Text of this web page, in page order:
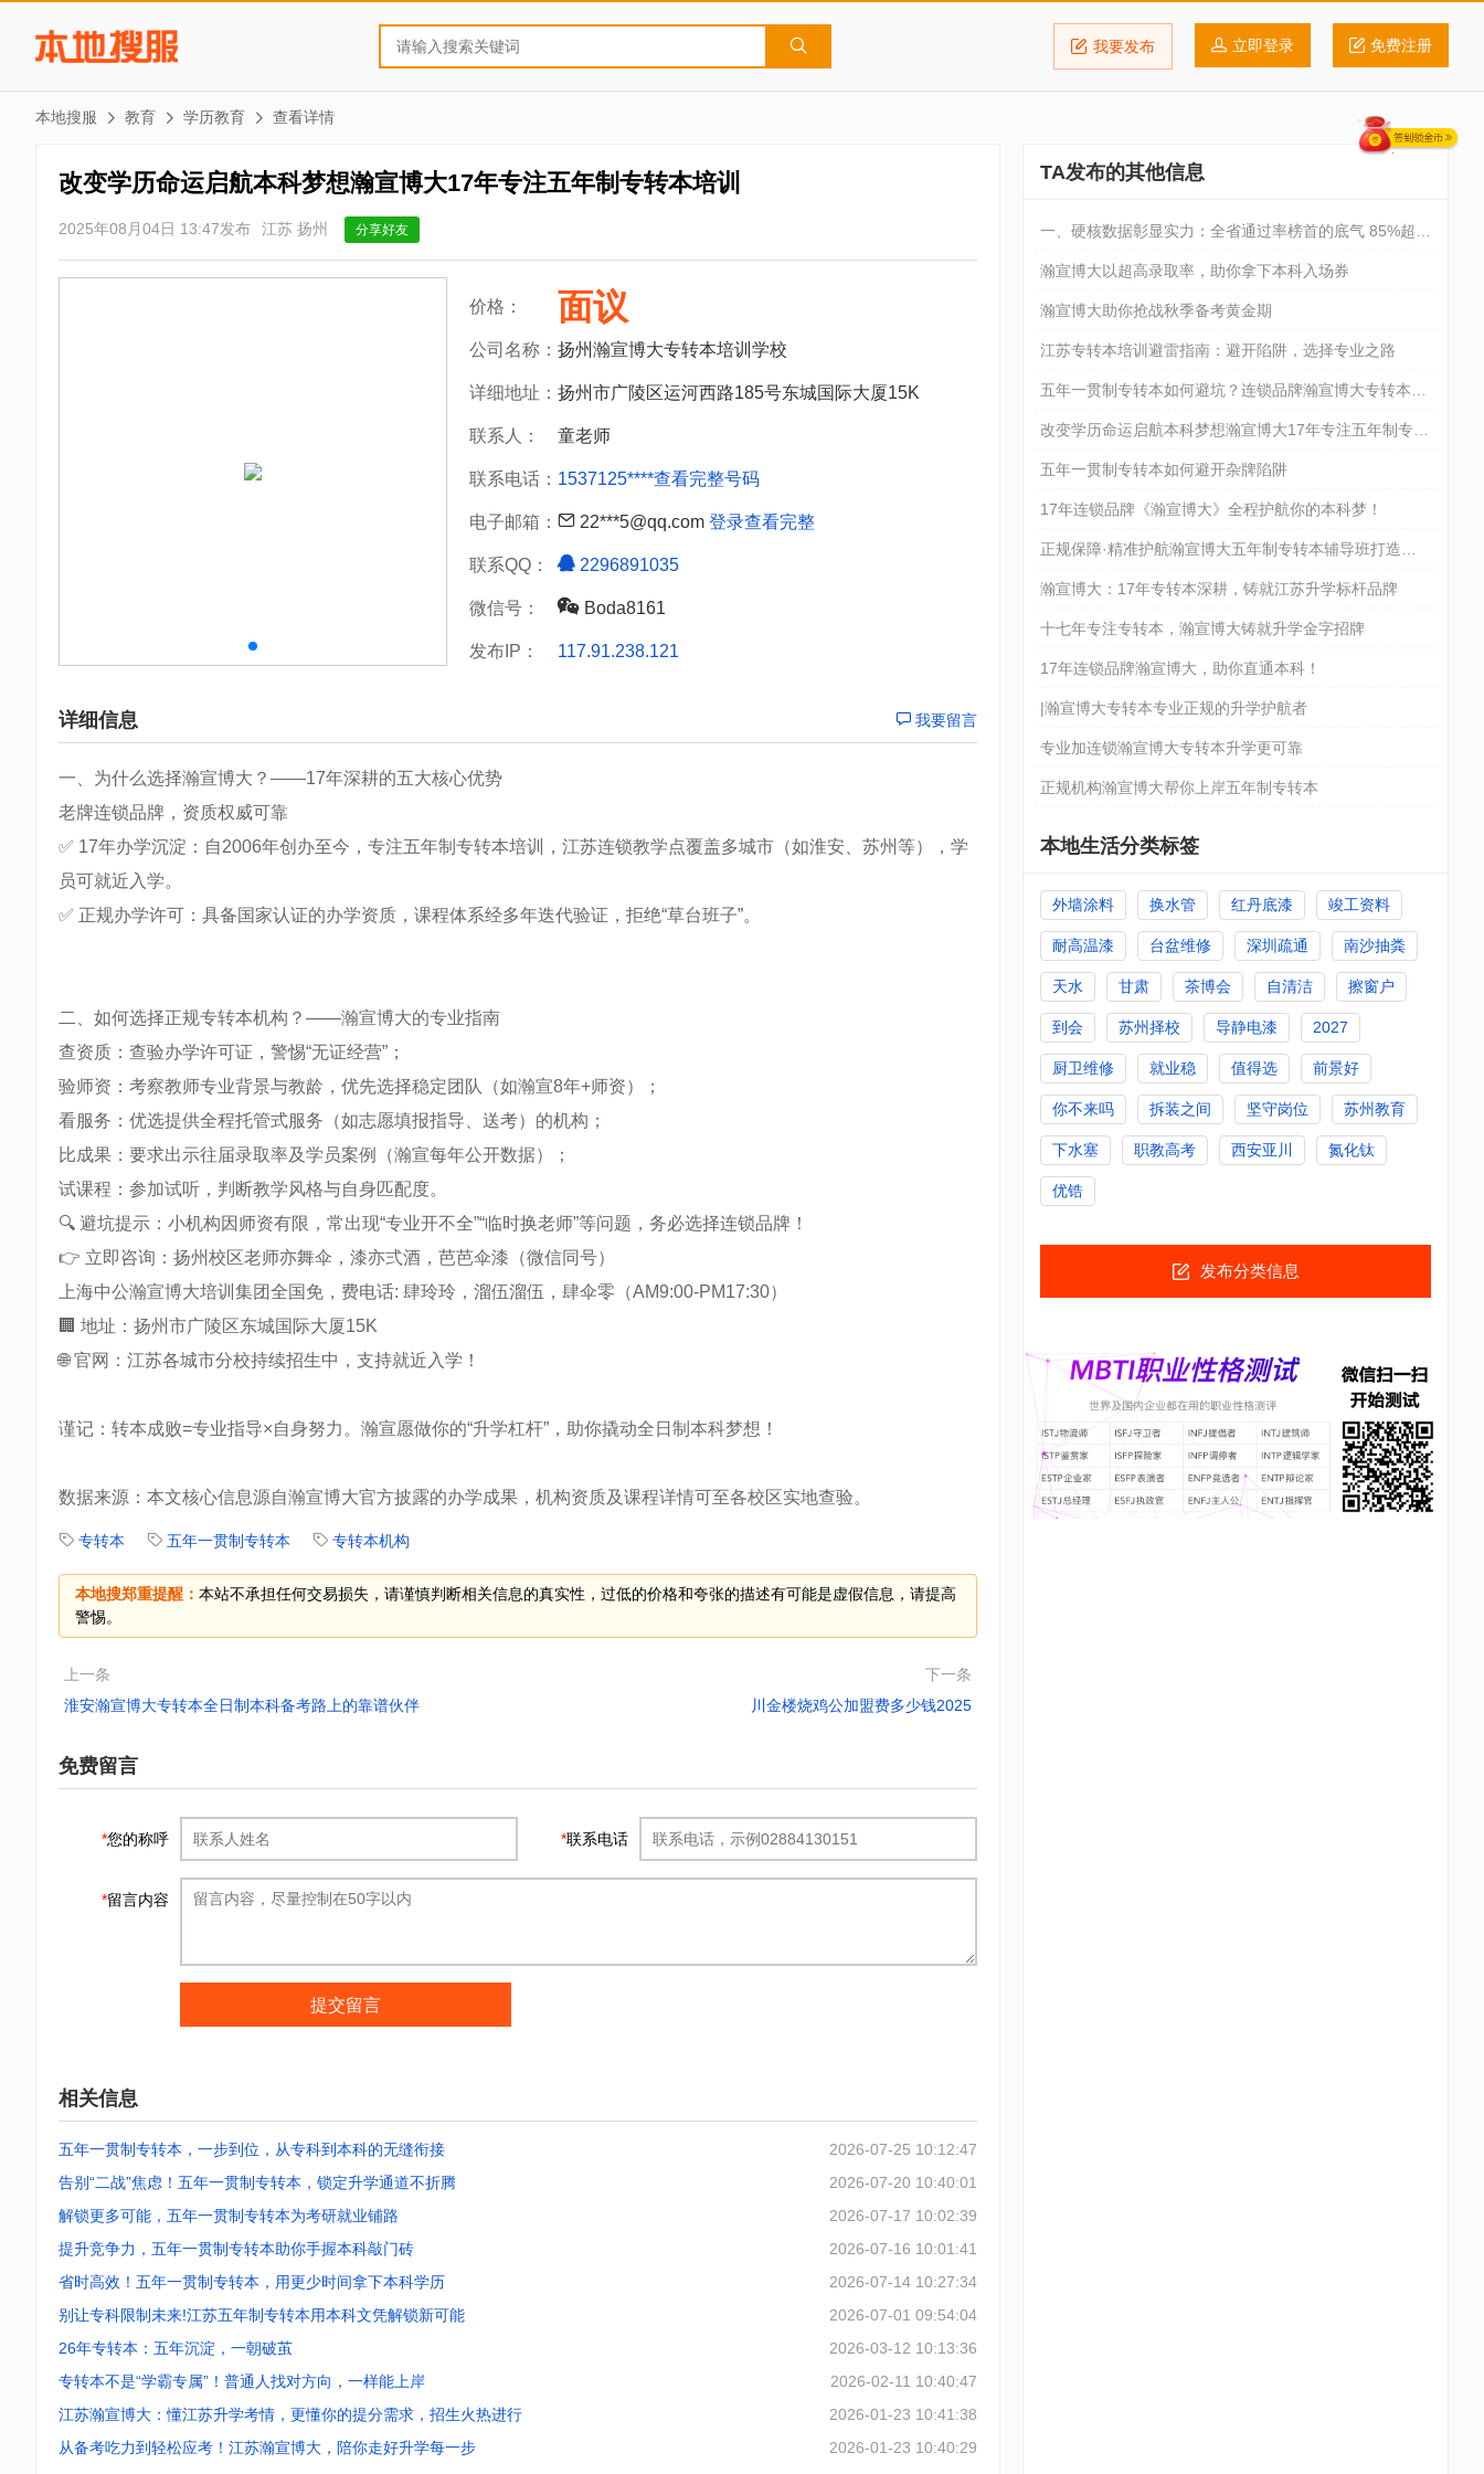
我要发布 立即登录 免费注册
本地搜服 教育 学历教育 查看详情
改变学历命运启航本科梦想瀚宣博大17年专注五年制专转本培训
2025年08月04日 13:47发布 江苏 扬州 分享好友
价格： 面议
公司名称： 扬州瀚宣博大专转本培训学校
详细地址： 扬州市广陵区运河西路185号东城国际大厦15K
联系人： 童老师
联系电话： 1537125****查看完整号码
电子邮箱： 22***5@qq.com 登录查看完整
联系QQ： 2296891035
微信号： Boda8161
发布IP： 117.91.238.121
详细信息 我要留言
一、为什么选择瀚宣博大？——17年深耕的五大核心优势
老牌连锁品牌，资质权威可靠
✅ 17年办学沉淀：自2006年创办至今，专注五年制专转本培训，江苏连锁教学点覆盖多城市（如淮安、苏州等），学
员可就近入学。
✅ 正规办学许可：具备国家认证的办学资质，课程体系经多年迭代验证，拒绝“草台班子”。
二、如何选择正规专转本机构？——瀚宣博大的专业指南
查资质：查验办学许可证，警惕“无证经营”；
验师资：考察教师专业背景与教龄，优先选择稳定团队（如瀚宣8年+师资）；
看服务：优选提供全程托管式服务（如志愿填报指导、送考）的机构；
比成果：要求出示往届录取率及学员案例（瀚宣每年公开数据）；
试课程：参加试听，判断教学风格与自身匹配度。
🔍 避坑提示：小机构因师资有限，常出现“专业开不全”“临时换老师”等问题，务必选择连锁品牌！
👉 立即咨询：扬州校区老师亦舞伞，漆亦弍酒，芭芭伞漆（微信同号）
上海中公瀚宣博大培训集团全国免，费电话: 肆玲玲，溜伍溜伍，肆伞零（AM9:00-PM17:30）
🏢 地址：扬州市广陵区东城国际大厦15K
🌐 官网：江苏各城市分校持续招生中，支持就近入学！
谨记：转本成败=专业指导×自身努力。瀚宣愿做你的“升学杠杆”，助你撬动全日制本科梦想！
数据来源：本文核心信息源自瀚宣博大官方披露的办学成果，机构资质及课程详情可至各校区实地查验。
专转本 五年一贯制专转本 专转本机构
本地搜郑重提醒： 本站不承担任何交易损失，请谨慎判断相关信息的真实性，过低的价格和夸张的描述有可能是虚假信息，请提高
警惕。
上一条
淮安瀚宣博大专转本全日制本科备考路上的靠谱伙伴
下一条
川金楼烧鸡公加盟费多少钱2025
免费留言
*您的称呼 *联系电话
*留言内容
提交留言
相关信息
五年一贯制专转本，一步到位，从专科到本科的无缝衔接
2026-07-25 10:12:47
告别“二战”焦虑！五年一贯制专转本，锁定升学通道不折腾
2026-07-20 10:40:01
解锁更多可能，五年一贯制专转本为考研就业铺路
2026-07-17 10:02:39
提升竞争力，五年一贯制专转本助你手握本科敲门砖
2026-07-16 10:01:41
省时高效！五年一贯制专转本，用更少时间拿下本科学历
2026-07-14 10:27:34
别让专科限制未来!江苏五年制专转本用本科文凭解锁新可能
2026-07-01 09:54:04
26年专转本：五年沉淀，一朝破茧
2026-03-12 10:13:36
专转本不是“学霸专属”！普通人找对方向，一样能上岸
2026-02-11 10:40:47
江苏瀚宣博大：懂江苏升学考情，更懂你的提分需求，招生火热进行
2026-01-23 10:41:38
从备考吃力到轻松应考！江苏瀚宣博大，陪你走好升学每一步
2026-01-23 10:40:29
TA发布的其他信息
一、硬核数据彰显实力：全省通过率榜首的底气 85%超高
录取率
瀚宣博大以超高录取率，助你拿下本科入场券
瀚宣博大助你抢战秋季备考黄金期
江苏专转本培训避雷指南：避开陷阱，选择专业之路
五年一贯制专转本如何避坑？连锁品牌瀚宣博大专转本为
你拨开迷雾
改变学历命运启航本科梦想瀚宣博大17年专注五年制专转
本培训
五年一贯制专转本如何避开杂牌陷阱
17年连锁品牌《瀚宣博大》全程护航你的本科梦！
正规保障·精准护航瀚宣博大五年制专转本辅导班打造升
学新标杆
瀚宣博大：17年专转本深耕，铸就江苏升学标杆品牌
十七年专注专转本，瀚宣博大铸就升学金字招牌
17年连锁品牌瀚宣博大，助你直通本科！
|瀚宣博大专转本专业正规的升学护航者
专业加连锁瀚宣博大专转本升学更可靠
正规机构瀚宣博大帮你上岸五年制专转本
本地生活分类标签
外墙涂料 换水管 红丹底漆 竣工资料
耐高温漆 台盆维修 深圳疏通 南沙抽粪
天水 甘肃 茶博会 自清洁 擦窗户
到会 苏州择校 导静电漆 2027
厨卫维修 就业稳 值得选 前景好
你不来吗 拆装之间 坚守岗位 苏州教育
下水塞 职教高考 西安亚川 氮化钛
优锆
发布分类信息